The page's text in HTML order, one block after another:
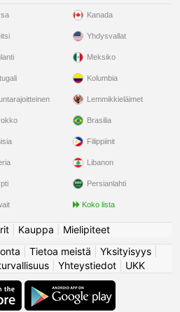
Kanada
Yhdysvallat
Meksiko
Kolumbia
Lemmikkieläimet
Brasilia
Filippiinit
Libanon
Persianlahti
Koko lista
Kauppa
Mielipiteet
Tietoa meistä Yksityisyys|
Yhteystiedot UKK